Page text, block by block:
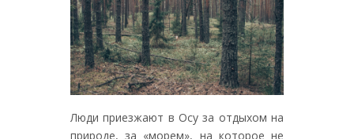
Люди приезжают в Осу за отдыхом на
природе, за «морем», на которое не